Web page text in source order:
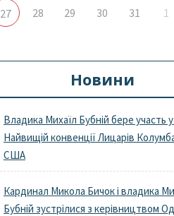
27 28 29 30 31 1
Новини
Владика Михаїл Бубній бере участь
Найвищій конвенції Лицарів
США
Кардинал Микола Бичок і владика
Бубній зустрілися з керівництвом